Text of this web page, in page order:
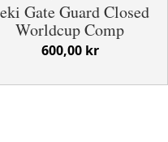
Gate Guard Closed
Worldcup Comp
600,00 kr